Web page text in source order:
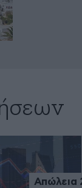
Απώλεια